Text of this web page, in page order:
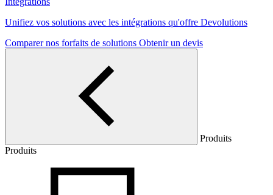
Unifiez vos solutions avec les intégrations qu'offre Devolutions
Comparer nos forfaits de solutions Obtenir un devis
Produits
Produits